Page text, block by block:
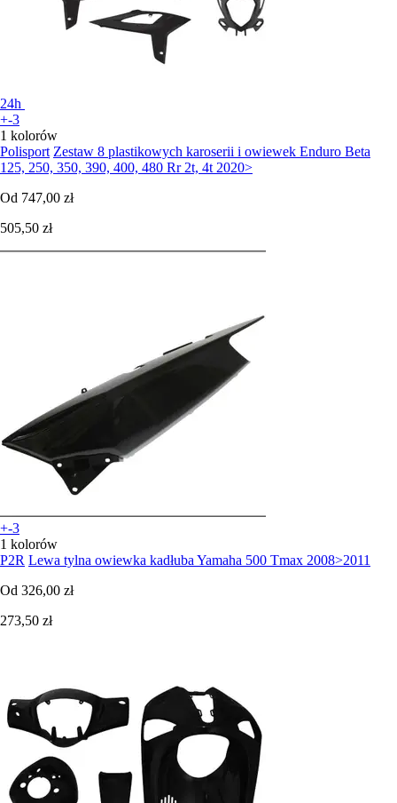
24h
+-3
1 kolorów
Polisport Zestaw 8 plastikowych karoserii i owiewek Enduro Beta
125, 250, 350, 390, 400, 480 Rr 2t, 4t 2020>
Od 747,00 zł
505,50 zł
+-3
1 kolorów
P2R Lewa tylna owiewka kadłuba Yamaha 500 Tmax 2008>2011
Od 326,00 zł
273,50 zł